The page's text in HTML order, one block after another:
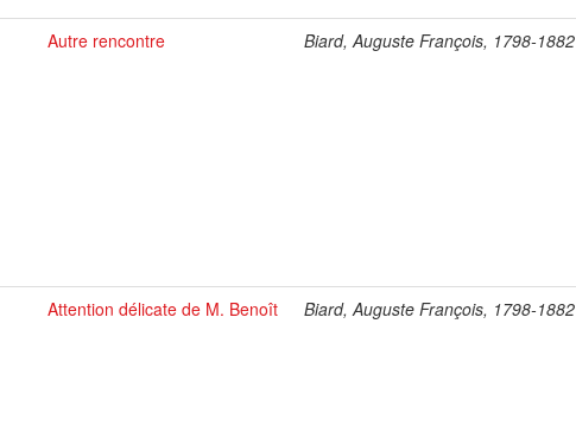
Autre rencontre Biard, Auguste François, 1798-1882
Attention délicate de M. Benoît Biard, Auguste François, 1798-1882